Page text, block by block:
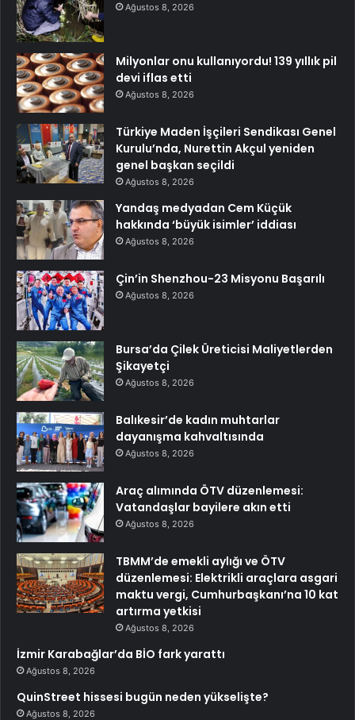
Ağustos 8, 2026
Milyonlar onu kullanıyordu! 139 yıllık pil
devi iflas etti
Ağustos 8, 2026
Türkiye Maden İşçileri Sendikası Genel
Kurulu’nda, Nurettin Akçul yeniden
genel başkan seçildi
Ağustos 8, 2026
Yandaş medyadan Cem Küçük
hakkında ‘büyük isimler’ iddiası
Ağustos 8, 2026
Çin’in Shenzhou-23 Misyonu Başarılı
Ağustos 8, 2026
Bursa’da Çilek Üreticisi Maliyetlerden
Şikayetçi
Ağustos 8, 2026
Balıkesir’de kadın muhtarlar
dayanışma kahvaltısında
Ağustos 8, 2026
Araç alımında ÖTV düzenlemesi:
Vatandaşlar bayilere akın etti
Ağustos 8, 2026
TBMM’de emekli aylığı ve ÖTV
düzenlemesi: Elektrikli araçlara asgari
maktu vergi, Cumhurbaşkanı’na 10 kat
artırma yetkisi
Ağustos 8, 2026
İzmir Karabağlar’da BİO fark yarattı
Ağustos 8, 2026
QuinStreet hissesi bugün neden yükselişte?
Ağustos 8, 2026